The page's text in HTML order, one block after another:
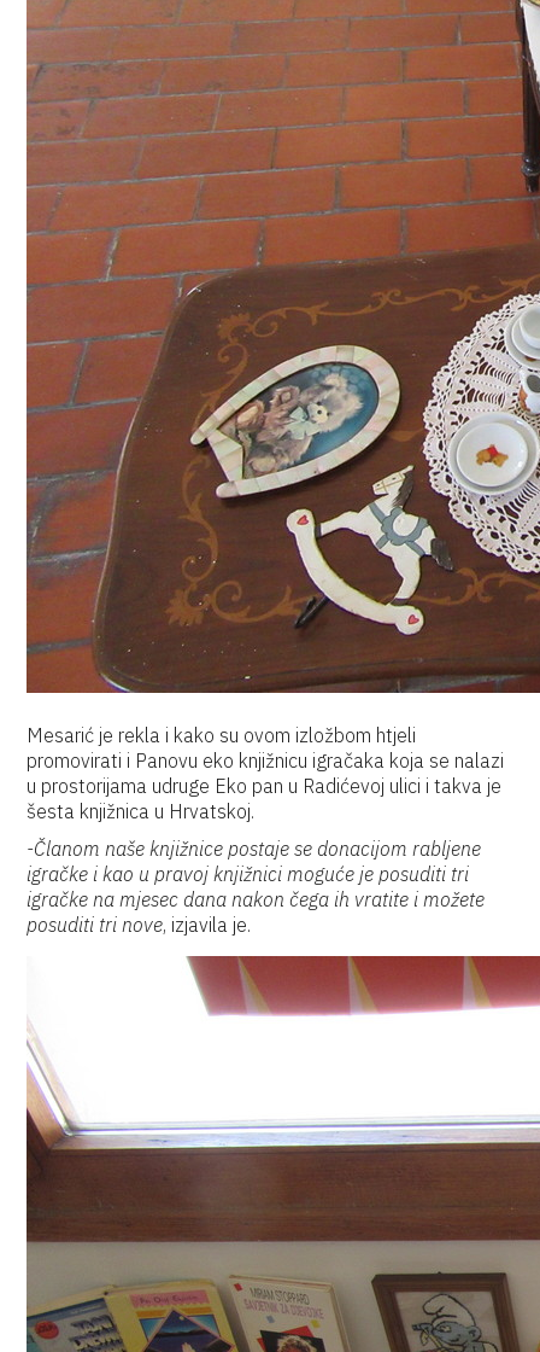
Mesarić je rekla i kako su ovom izložbom htjeli
promovirati i Panovu eko knjižnicu igračaka koja se nalazi
u prostorijama udruge Eko pan u Radićevoj ulici i takva je
šesta knjižnica u Hrvatskoj.
-Članom naše knjižnice postaje se donacijom rabljene
igračke i kao u pravoj knjižnici moguće je posuditi tri
igračke na mjesec dana nakon čega ih vratite i možete
posuditi tri nove, izjavila je.